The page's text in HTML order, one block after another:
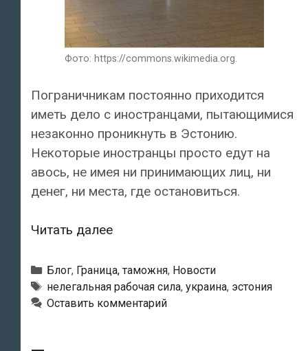
Фото: https://commons.wikimedia.org.
Пограничникам постоянно приходится
иметь дело с иностранцами, пытающимися
незаконно проникнуть в Эстонию.
Некоторые иностранцы просто едут на
авось, не имея ни принимающих лиц, ни
денег, ни места, где остановиться.
Читать далееЕдут
документов,
контактов
и
Рубрики
Блог, Граница, таможня, Новости
Метки
нелегальная рабочая сила, украина, эстония
Оставить комментарий